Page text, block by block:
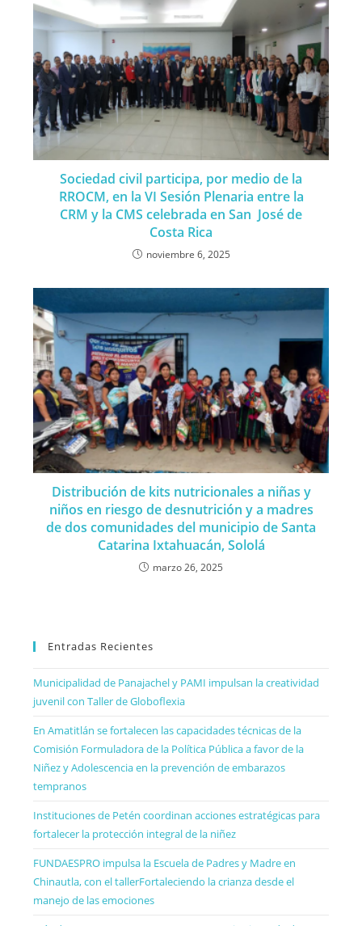
Sociedad civil participa, por medio de la
RROCM, en la VI Sesión Plenaria entre la
CRM y la CMS celebrada en San José de
Costa Rica
noviembre 6, 2025
Distribución de kits nutricionales a niñas y
niños en riesgo de desnutrición y a madres
de dos comunidades del municipio de Santa
Catarina Ixtahuacán, Sololá
marzo 26, 2025
Entradas Recientes
Municipalidad de Panajachel y PAMI impulsan la creatividad
juvenil con Taller de Globoflexia
En Amatitlán se fortalecen las capacidades técnicas de la
Comisión Formuladora de la Política Pública a favor de la
Niñez y Adolescencia en la prevención de embarazos
tempranos
Instituciones de Petén coordinan acciones estratégicas para
fortalecer la protección integral de la niñez
FUNDAESPRO impulsa la Escuela de Padres y Madre en
Chinautla, con el tallerFortaleciendo la crianza desde el
manejo de las emociones